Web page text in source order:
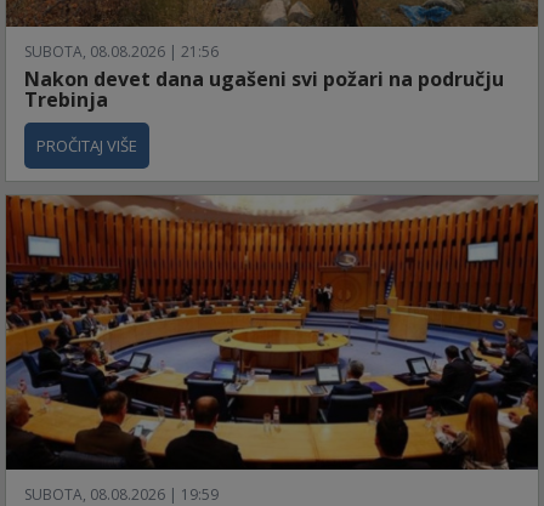
SUBOTA, 08.08.2026 | 21:56
Nakon devet dana ugašeni svi požari na području
Trebinja
PROČITAJ VIŠE
SUBOTA, 08.08.2026 | 19:59